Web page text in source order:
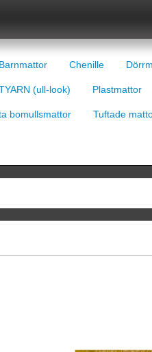
Barnmattor Chenille
(ull-look) Plastmattor
bomullsmattor Tuftade